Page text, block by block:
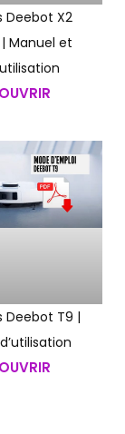
Deebot X2
Manuel et
Deebot T9 |